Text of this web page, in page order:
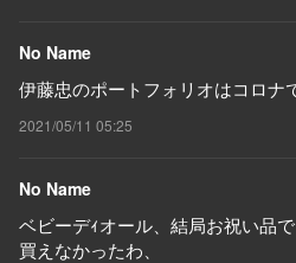
No Name
伊藤忠のポートフォリオはコロナ
2021/05/11 05:25
No Name
ベビーデｨオール、結局お祝い品
買えなかったわ、